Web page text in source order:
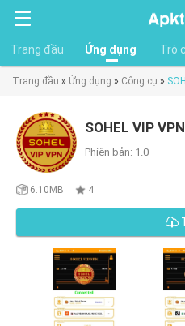
Trang đầu
Ứng dụng Trò
Trang đầu » Ứng dụng » Công cụ »
SOHEL VIP VPN
Phiên bản: 1.0
6.10MB 4